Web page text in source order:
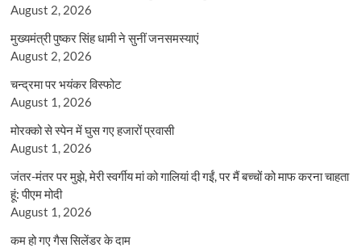
August 2, 2026
मुख्यमंत्री पुष्कर सिंह धामी ने सुनीं जनसमस्याएं
August 2, 2026
चन्द्रमा पर भयंकर विस्फोट
August 1, 2026
मोरक्को से स्पेन में घुस गए हजारों प्रवासी
August 1, 2026
जंतर-मंतर पर मुझे, मेरी स्वर्गीय मां को गालियां दी गईं, पर मैं बच्चों को माफ करना चाहता
हूं: पीएम मोदी
August 1, 2026
कम हो गए गैस सिलेंडर के दाम